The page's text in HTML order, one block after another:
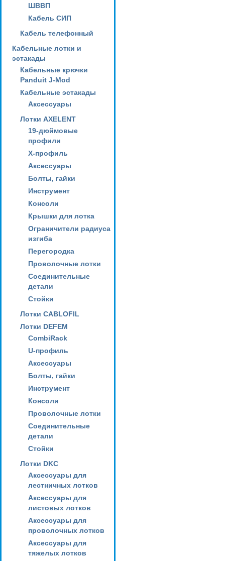
ШВВП
Кабель СИП
Кабель телефонный
Кабельные лотки и
эстакады
Кабельные крючки
Panduit J-Mod
Кабельные эстакады
Аксессуары
Лотки AXELENT
19-дюймовые
профили
X-профиль
Аксессуары
Болты, гайки
Инструмент
Консоли
Крышки для лотка
Ограничители радиуса
изгиба
Перегородка
Проволочные лотки
Соединительные
детали
Стойки
Лотки CABLOFIL
Лотки DEFEM
CombiRack
U-профиль
Аксессуары
Болты, гайки
Инструмент
Консоли
Проволочные лотки
Соединительные
детали
Стойки
Лотки DKC
Аксессуары для
лестничных лотков
Аксессуары для
листовых лотков
Аксессуары для
проволочных лотков
Аксессуары для
тяжелых лотков